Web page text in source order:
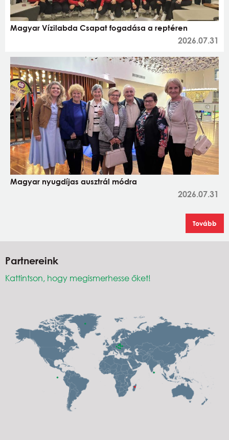
Magyar Vízilabda Csapat fogadása a reptéren
2026.07.31
Magyar nyugdíjas ausztrál módra
2026.07.31
Tovább
Partnereink
Kattintson, hogy megismerhesse őket!